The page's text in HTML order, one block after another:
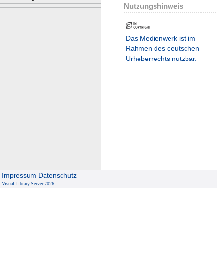
Nutzungshinweis
Das Medienwerk ist im
Rahmen des deutschen
Urheberrechts nutzbar.
Impressum Datenschutz
Visual Library Server 2026